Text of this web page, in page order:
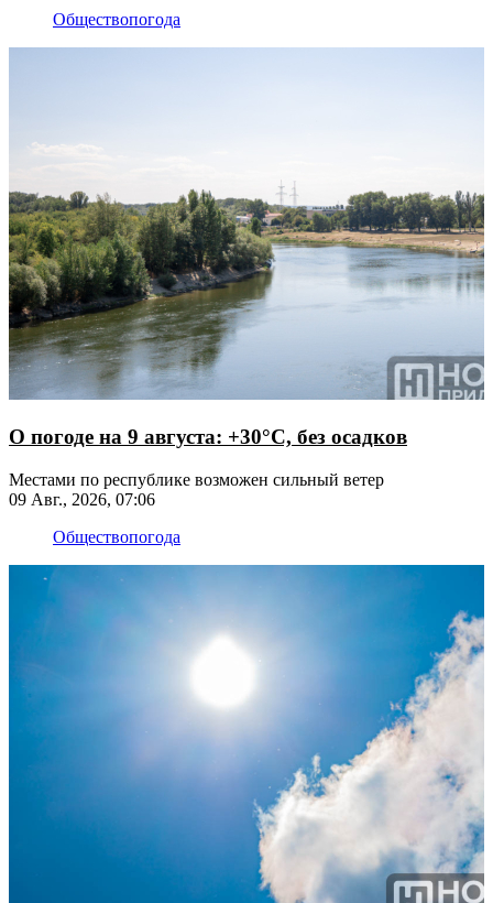
Обществопогода
О погоде на 9 августа: +30°С, без осадков
Местами по республике возможен сильный ветер
09 Авг., 2026, 07:06
Обществопогода